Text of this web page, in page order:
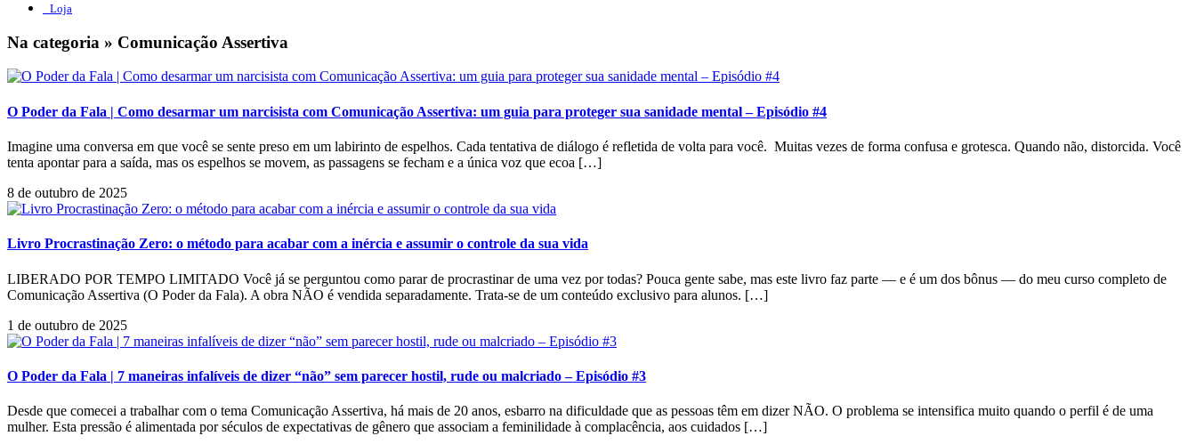
Loja
Na categoria » Comunicação Assertiva
O Poder da Fala | Como desarmar um narcisista com Comunicação Assertiva: um guia para proteger sua sanidade mental – Episódio #4
Imagine uma conversa em que você se sente preso em um labirinto de espelhos. Cada tentativa de diálogo é refletida de volta para você. Muitas vezes de forma confusa e grotesca. Quando não, distorcida. Você
tenta apontar para a saída, mas os espelhos se movem, as passagens se fecham e a única voz que ecoa […]
8 de outubro de 2025
Livro Procrastinação Zero: o método para acabar com a inércia e assumir o controle da sua vida
LIBERADO POR TEMPO LIMITADO Você já se perguntou como parar de procrastinar de uma vez por todas? Pouca gente sabe, mas este livro faz parte — e é um dos bônus — do meu curso completo de
Comunicação Assertiva (O Poder da Fala). A obra NÃO é vendida separadamente. Trata-se de um conteúdo exclusivo para alunos. […]
1 de outubro de 2025
O Poder da Fala | 7 maneiras infalíveis de dizer “não” sem parecer hostil, rude ou malcriado – Episódio #3
Desde que comecei a trabalhar com o tema Comunicação Assertiva, há mais de 20 anos, esbarro na dificuldade que as pessoas têm em dizer NÃO. O problema se intensifica muito quando o perfil é de uma
mulher. Esta pressão é alimentada por séculos de expectativas de gênero que associam a feminilidade à complacência, aos cuidados […]